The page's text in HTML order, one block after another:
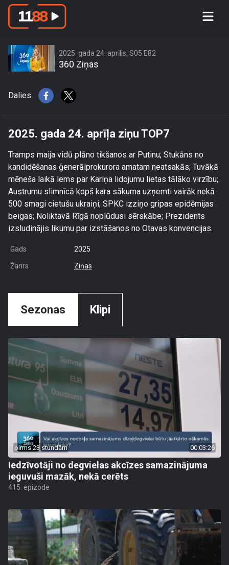
2025. gada 24. aprīlis, S05 E82
360 Ziņas
Dalies
2025. gada 24. aprīļa ziņu TOP7
Tramps maija vidū plāno tikšanos ar Putinu; Stukāns no
kandidēšanas ģenerālprokurora amatam neatsakās; Tuvākā
mēneša laikā lems par Kariņa lidojumu lietas tālāko virzību;
Austrumu slimnīcā kopš kara sākuma uzņemti vairāk nekā
500 smagi cietušu ukraiņi; SPKC izziņo gripas epidēmijas
beigas; Noliktavā Rīgā noplūdusi sērskābe; Prezidents
izsludinājis likumu par izstāšanos no Otavas konvencijas.
Gads 2025
Žanrs Ziņas
Sezonas Klipi
pirms 23 stundām 00:03:26
Iedzīvotāji no degvielas akcīzes samazinājuma
ieguvuši mazāk, nekā cerēts
415. epizode